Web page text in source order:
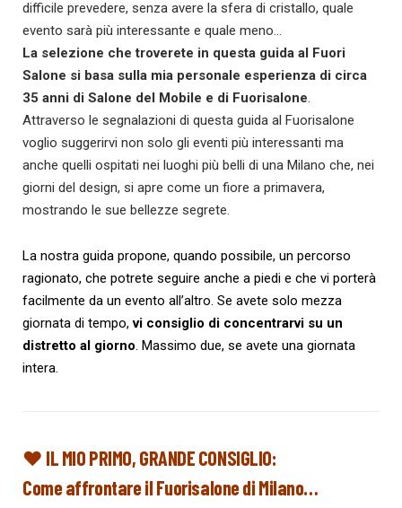
difficile prevedere, senza avere la sfera di cristallo, quale
evento sarà più interessante e quale meno…
La selezione che troverete in questa guida al Fuori
Salone si basa sulla mia personale esperienza di circa
35 anni di Salone del Mobile e di Fuorisalone.
Attraverso le segnalazioni di questa guida al Fuorisalone
voglio suggerirvi non solo gli eventi più interessanti ma
anche quelli ospitati nei luoghi più belli di una Milano che, nei
giorni del design, si apre come un fiore a primavera,
mostrando le sue bellezze segrete.
La nostra guida propone, quando possibile, un percorso
ragionato, che potrete seguire anche a piedi e che vi porterà
facilmente da un evento all’altro. Se avete solo mezza
giornata di tempo,vi consiglio di concentrarvi su un
distretto al giorno. Massimo due, se avete una giornata
intera.
♥ IL MIO PRIMO, GRANDE CONSIGLIO:
Come affrontare il Fuorisalone di Milano…